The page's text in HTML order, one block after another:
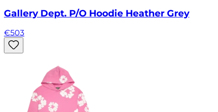
Gallery Dept. P/O Hoodie Heather Grey
€503